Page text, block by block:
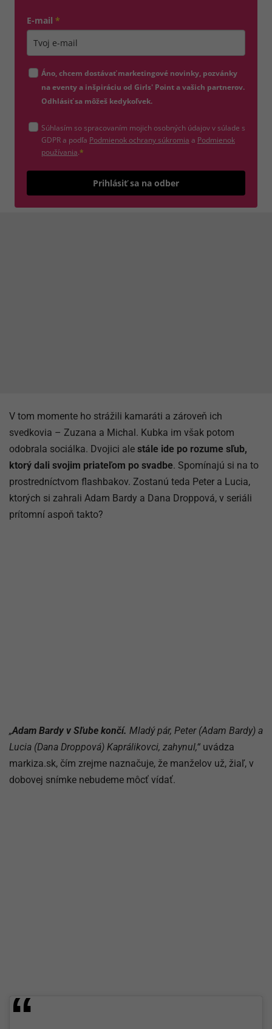
E-mail *
Áno, chcem dostávať marketingové novinky, pozvánky
na eventy a inšpiráciu od Girls' Point a vašich partnerov.
Odhlásiť sa môžeš kedykoľvek.
Súhlasím so spracovaním mojich osobných údajov v súlade s
GDPR a podľa Podmienok ochrany súkromia (otvorí sa v novom okne)
a Podmienok
používania(otvorí sa v novom okne)
.*
Prihlásiť sa na odber
V tom momente ho strážili kamaráti a zároveň ich
svedkovia – Zuzana a Michal. Kubka im však potom
odobrala sociálka. Dvojici ale stále ide po rozume sľub,
ktorý dali svojim priateľom po svadbe. Spomínajú si na to
prostredníctvom flashbakov. Zostanú teda Peter a Lucia,
ktorých si zahrali Adam Bardy a Dana Droppová, v seriáli
prítomní aspoň takto?
„Adam Bardy v Sľube končí. Mladý pár, Peter (Adam Bardy) a
Lucia (Dana Droppová) Kaprálikovci, zahynul,“ uvádza
markiza.sk, čím zrejme naznačuje, že manželov už, žiaľ, v
dobovej snímke nebudeme môcť vídať.